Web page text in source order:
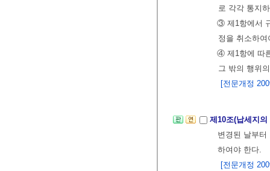
로 각각 통지
③ 제1항에서
정을 취소하여
④ 제1항에 따
그 밖의 행위
[전문개정
제10조(납세지
변경된 날부
하여야 한다.
[전문개정